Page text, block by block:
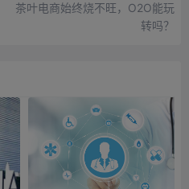
茶叶电商始终烧不旺，O2O能玩
转吗？